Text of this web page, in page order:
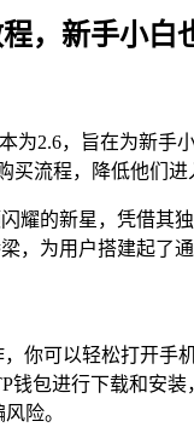
，新手小白
为2.6，旨在为新
流程，降低他们
耀的新星，凭借其
，为用户搭建起了
你可以轻松打开手
钱包进行下载和安
险。